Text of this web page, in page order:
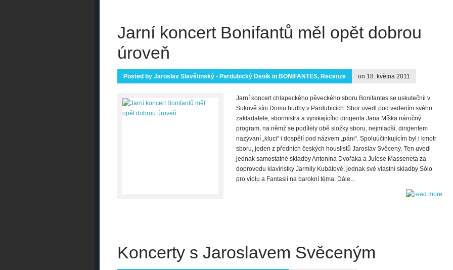
Jarní koncert Bonifantů měl opět dobrou
úroveň
Posted by Jaroslav Slavětinský - Pardubický Deník in BONIFANTES, Recenze on 18. května 2011
Jarní koncert chlapeckého pěveckého sboru Bonifantes se uskutečnil v
Sukově síni Domu hudby v Pardubicích. Sbor uvedl pod vedením svého
zakladatele, sbormistra a vynikajícího dirigenta Jana Míška náročný
program, na němž se podílely obě složky sboru, nejmladší, dirigentem
nazývaní „kluci“ i dospělí pod názvem „páni“. Spoluúčinkujícím byl i kmotr
sboru, jeden z předních českých houslistů Jaroslav Svěcený. Ten uvedl
jednak samostatné skladby Antonína Dvořáka a Julese Masseneta za
doprovodu klavíristky Jarmily Kubátové, jednak své vlastní skladby Sólo
pro violu a Fantasii na barokní téma. Dále...
Koncerty s Jaroslavem Svěceným